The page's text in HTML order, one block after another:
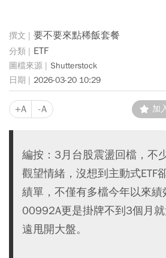
要不要來點稀飯套餐
ETF
Shutterstock
2026-03-20 10:29
+A -A 加
編按：3月台股震盪回檔，不
觀望情緒，沒想到主動式ETF
績單，不僅有多檔今年以來績
00992A更是掛牌不到3個月
遠甩開大盤。